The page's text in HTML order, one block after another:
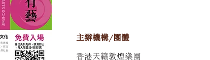
主辦機構/團體
香港天籟敦煌樂團